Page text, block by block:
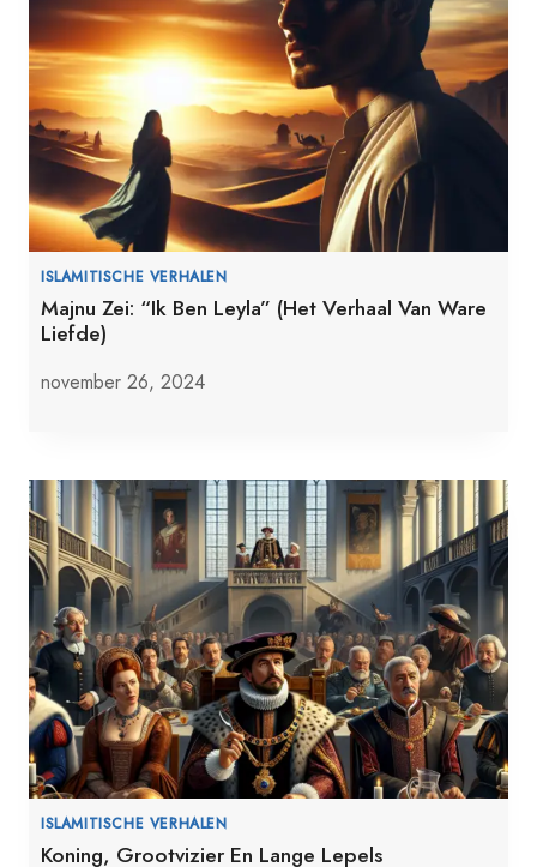
ISLAMITISCHE VERHALEN
Majnu Zei: “Ik Ben Leyla” (Het Verhaal Van Ware
Liefde)
november 26, 2024
ISLAMITISCHE VERHALEN
Koning, Grootvizier En Lange Lepels